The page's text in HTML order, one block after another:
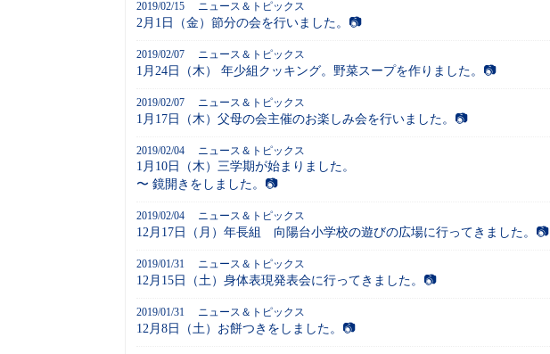
2019/02/15 ニュース＆トピックス
2月1日（金）節分の会を行いました。📷
2019/02/07 ニュース＆トピックス
1月24日（木） 年少組クッキング。野菜スープを作りました。📷
2019/02/07 ニュース＆トピックス
1月17日（木）父母の会主催のお楽しみ会を行いました。📷
2019/02/04 ニュース＆トピックス
1月10日（木）三学期が始まりました。
〜 鏡開きをしました。📷
2019/02/04 ニュース＆トピックス
12月17日（月）年長組 向陽台小学校の遊びの広場に行ってきました。📷
2019/01/31 ニュース＆トピックス
12月15日（土）身体表現発表会に行ってきました。📷
2019/01/31 ニュース＆トピックス
12月8日（土）お餅つきをしました。📷